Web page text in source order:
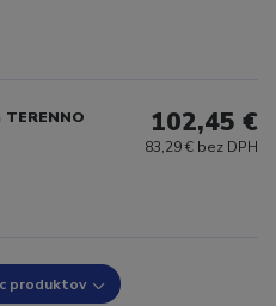
102,45 €
83,29 € bez DPH
produktov